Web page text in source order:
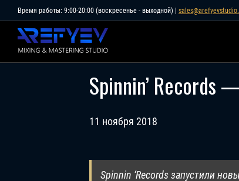
to
content
Время работы: 9:00-20:00 (воскресенье - выходной) |
Spinnin’ Records
11 ноября 2018
Spinnin ‘Records запустили